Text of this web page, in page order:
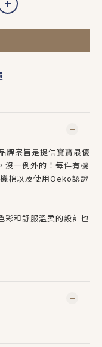
牌宗旨是提供寶寶最優
沒一例外的！每件有機
棉以及使用Oeko認證
彩和舒服溫柔的設計也